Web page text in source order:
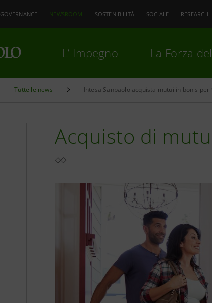
GOVERNANCE NEWSROOM SOSTENIBILITÀ SOCIALE RESEARCH
L’ Impegno La Forza
Tutte le news
Acquisto di